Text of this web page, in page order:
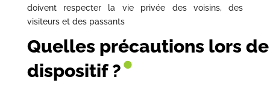
doivent respecter la vie privée des voisins, des
visiteurs et des passants
Quelles précautions lors
dispositif ?•